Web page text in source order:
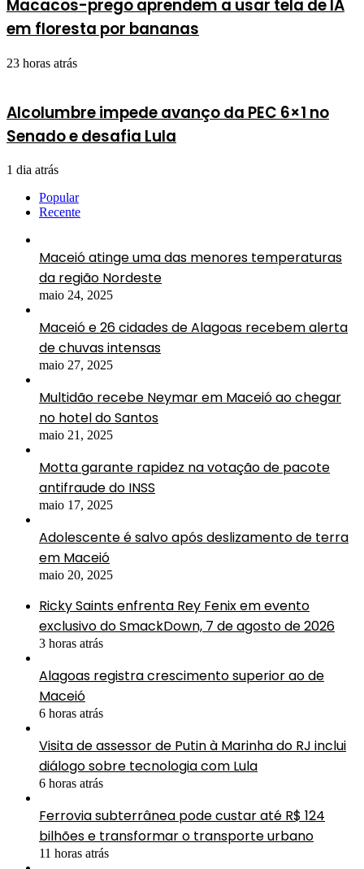
Macacos-prego aprendem a usar tela de IA
em floresta por bananas
23 horas atrás
Alcolumbre impede avanço da PEC 6×1 no
Senado e desafia Lula
1 dia atrás
Popular
Recente
Maceió atinge uma das menores temperaturas
da região Nordeste
maio 24, 2025
Maceió e 26 cidades de Alagoas recebem alerta
de chuvas intensas
maio 27, 2025
Multidão recebe Neymar em Maceió ao chegar
no hotel do Santos
maio 21, 2025
Motta garante rapidez na votação de pacote
antifraude do INSS
maio 17, 2025
Adolescente é salvo após deslizamento de terra
em Maceió
maio 20, 2025
Ricky Saints enfrenta Rey Fenix em evento
exclusivo do SmackDown, 7 de agosto de 2026
3 horas atrás
Alagoas registra crescimento superior ao de
Maceió
6 horas atrás
Visita de assessor de Putin à Marinha do RJ inclui
diálogo sobre tecnologia com Lula
6 horas atrás
Ferrovia subterrânea pode custar até R$ 124
bilhões e transformar o transporte urbano
11 horas atrás